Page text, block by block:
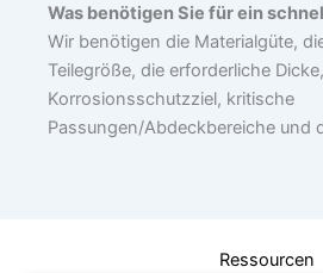
Was benötigen Sie für ein
Wir benötigen die Materialgüte,
Teilegröße, die erforderliche
Korrosionsschutzziel, kritische
Passungen/Abdeckbereiche und
Ressourcen